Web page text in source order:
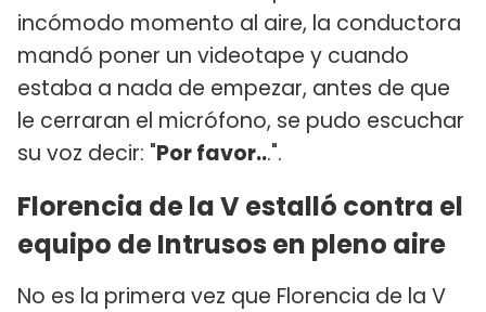
incómodo momento al aire, la conductora
mandó poner un videotape y cuando
estaba a nada de empezar, antes de que
le cerraran el micrófono, se pudo escuchar
su voz decir: "Por favor...".
Florencia de la V estalló contra el
equipo de Intrusos en pleno aire
No es la primera vez que Florencia de la V